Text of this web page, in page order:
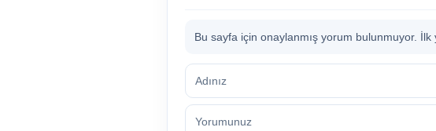
Bu sayfa için onaylanmış yorum bulunmuyor.
Adınız
Yorumunuz